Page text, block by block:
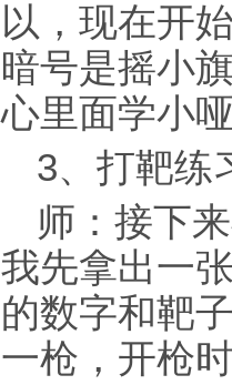
以，现在开
暗号是摇小
心里面学小
3、打靶练
师：接下
我先拿出一
的数字和靶
一枪，开枪